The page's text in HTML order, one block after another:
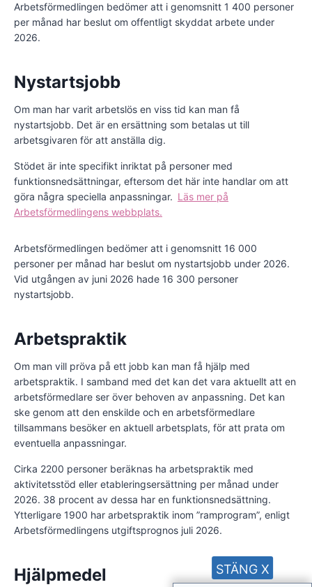
Arbetsförmedlingen bedömer att i genomsnitt 1 400 personer
per månad har beslut om offentligt skyddat arbete under
2026.
Nystartsjobb
Om man har varit arbetslös en viss tid kan man få
nystartsjobb. Det är en ersättning som betalas ut till
arbetsgivaren för att anställa dig.
Stödet är inte specifikt inriktat på personer med
funktionsnedsättningar, eftersom det här inte handlar om att
göra några speciella anpassningar. Läs mer på
Arbetsförmedlingens webbplats.
Arbetsförmedlingen bedömer att i genomsnitt 16 000
personer per månad har beslut om nystartsjobb under 2026.
Vid utgången av juni 2026 hade 16 300 personer
nystartsjobb.
Arbetspraktik
Om man vill pröva på ett jobb kan man få hjälp med
arbetspraktik. I samband med det kan det vara aktuellt att en
arbetsförmedlare ser över behoven av anpassning. Det kan
ske genom att den enskilde och en arbetsförmedlare
tillsammans besöker en aktuell arbetsplats, för att prata om
eventuella anpassningar.
Cirka 2200 personer beräknas ha arbetspraktik med
aktivitetsstöd eller etableringsersättning per månad under
2026. 38 procent av dessa har en funktionsnedsättning.
Ytterligare 1900 har arbetspraktik inom ”ramprogram”, enligt
Arbetsförmedlingens utgiftsprognos juli 2026.
Hjälpmedel STÄNG X